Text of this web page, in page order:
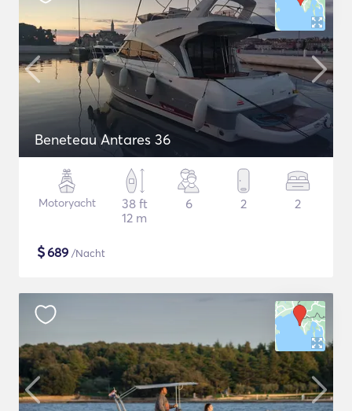
Beneteau Antares 36
Motoryacht
38 ft
12 m
6 2 2
$689 /Nacht